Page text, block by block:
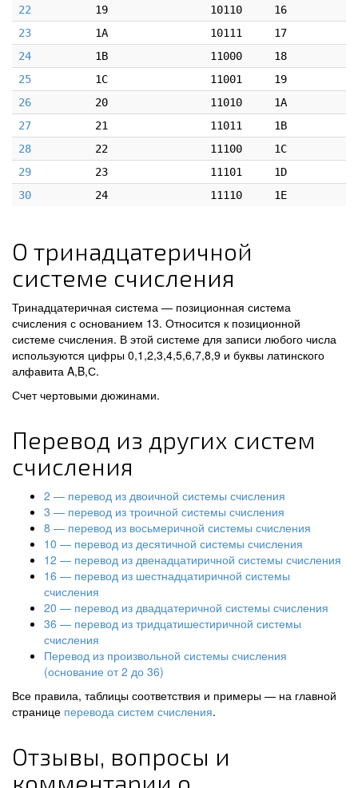
22
19 10110
16
23
1A 10111
17
24
1B 11000
18
25
1C 11001
19
26
20 11010
1A
27
21 11011
1B
28
22 11100
1C
29
23 11101
1D
30
24 11110 1E
О тринадцатеричной
системе счисления
Тринадцатеричная система — позиционная система
счисления с основанием 13. Относится к позиционной
системе счисления. В этой системе для записи любого числа
используются цифры 0,1,2,3,4,5,6,7,8,9 и буквы латинского
алфавита A,B,С.
Счет чертовыми дюжинами.
Перевод из других систем
счисления
2 — перевод из двоичной системы счисления
3 — перевод из троичной системы счисления
8 — перевод из восьмеричной системы счисления
10 — перевод из десятичной системы счисления
12 — перевод из двенадцатиричной системы счисления
16 — перевод из шестнадцатиричной системы
счисления
20 — перевод из двадцатеричной системы счисления
36 — перевод из тридцатишестиричной системы
счисления
Перевод из произвольной системы счисления
(основание от 2 до 36)
Все правила, таблицы соответствия и примеры — на главной
странице перевода систем счисления.
Отзывы, вопросы и